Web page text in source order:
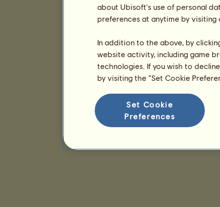
about Ubisoft's use of personal
preferences at anytime by
In addition to the above, by
website activity, including game
technologies. If you wish to
by visiting the “Set Cookie
Set Cookie
Preferences